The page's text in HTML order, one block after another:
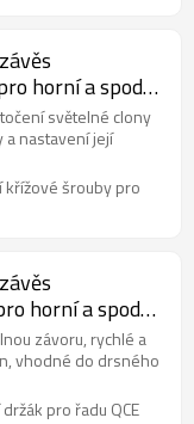
horní a spodní
světelné clony
nastavení její
šrouby pro
horní a spodní
závoru, rychlé a
vhodné do drsného
pro řadu QCE